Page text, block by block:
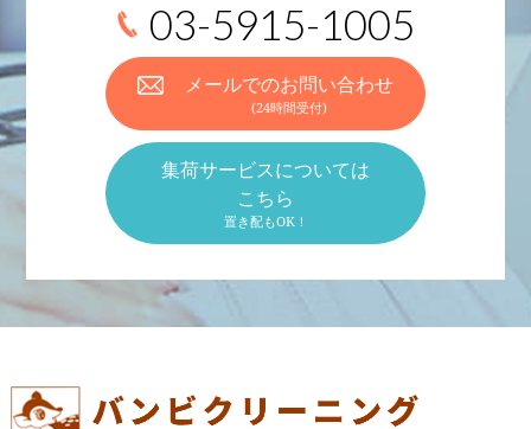
03-5915-1005
メールでのお問い合わせ
(24時間受付)
集荷サービスについては
こちら
置き配もOK！